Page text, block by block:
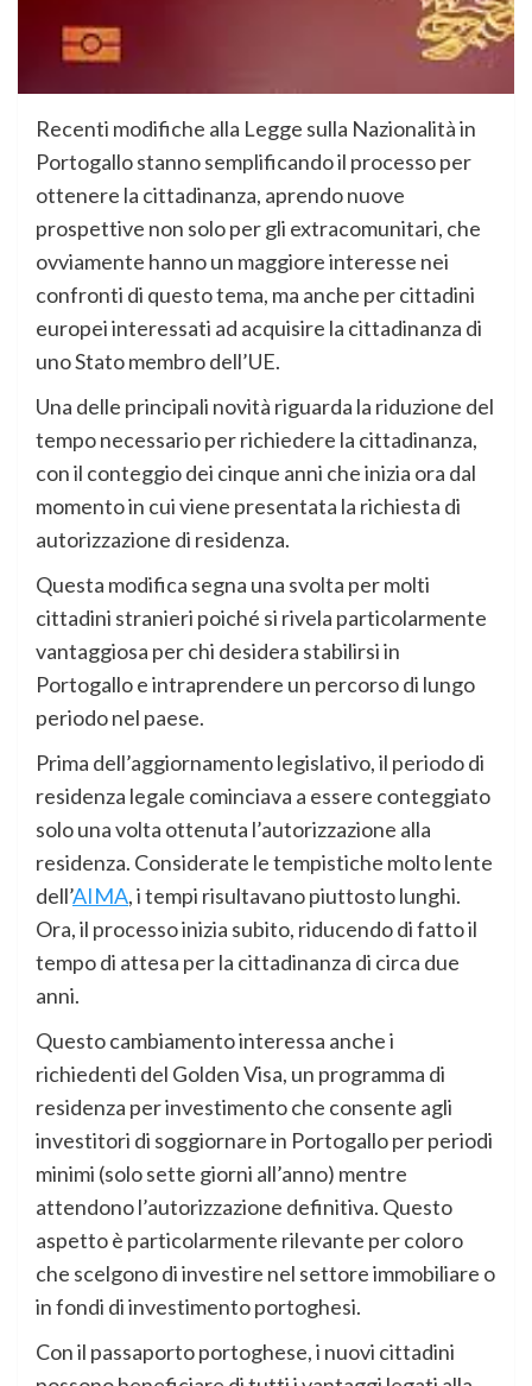
Recenti modifiche alla Legge sulla Nazionalità in
Portogallo stanno semplificando il processo per
ottenere la cittadinanza, aprendo nuove
prospettive non solo per gli extracomunitari, che
ovviamente hanno un maggiore interesse nei
confronti di questo tema, ma anche per cittadini
europei interessati ad acquisire la cittadinanza di
uno Stato membro dell’UE.
Una delle principali novità riguarda la riduzione del
tempo necessario per richiedere la cittadinanza,
con il conteggio dei cinque anni che inizia ora dal
momento in cui viene presentata la richiesta di
autorizzazione di residenza.
Questa modifica segna una svolta per molti
cittadini stranieri poiché si rivela particolarmente
vantaggiosa per chi desidera stabilirsi in
Portogallo e intraprendere un percorso di lungo
periodo nel paese.
Prima dell’aggiornamento legislativo, il periodo di
residenza legale cominciava a essere conteggiato
solo una volta ottenuta l’autorizzazione alla
residenza. Considerate le tempistiche molto lente
dell’AIMA, i tempi risultavano piuttosto lunghi.
Ora, il processo inizia subito, riducendo di fatto il
tempo di attesa per la cittadinanza di circa due
anni.
Questo cambiamento interessa anche i
richiedenti del Golden Visa, un programma di
residenza per investimento che consente agli
investitori di soggiornare in Portogallo per periodi
minimi (solo sette giorni all’anno) mentre
attendono l’autorizzazione definitiva. Questo
aspetto è particolarmente rilevante per coloro
che scelgono di investire nel settore immobiliare o
in fondi di investimento portoghesi.
Con il passaporto portoghese, i nuovi cittadini